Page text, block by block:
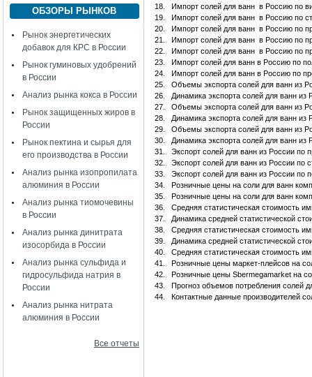
ОБЗОРЫ РЫНКОВ
Рынок энергетических
добавок для КРС в России
Рынок гуминовых удобрений
в России
Анализ рынка кокса в России
Рынок защищенных жиров в
России
Рынок пектина и сырья для
его производства в России
Анализ рынка изопропилата
алюминия в России
Анализ рынка тиомочевины
в России
Анализ рынка динитрата
изосорбида в России
Анализ рынка сульфида и
гидросульфида натрия в
России
Анализ рынка нитрата
алюминия в России
Все отчеты
18.
Импорт солей для ванн в Россию по
19.
Импорт солей для ванн в Россию по
20.
Импорт солей для ванн в Россию по
21.
Импорт солей для ванн в Россию по
22.
Импорт солей для ванн в Россию по
23.
Импорт солей для ванн в Россию по
24.
Импорт солей для ванн в Россию по
25.
Объемы экспорта солей для ванн из
26.
Динамика экспорта солей для ванн из
27.
Объемы экспорта солей для ванн из
28.
Динамика экспорта солей для ванн
29.
Объемы экспорта солей для ванн из
30.
Динамика экспорта солей для ванн
31.
Экспорт солей для ванн из России по
32.
Экспорт солей для ванн из России по
33.
Экспорт солей для ванн из России по
34.
Розничные цены на соли для ванн
35.
Розничные цены на соли для ванн
36.
Средняя статистическая стоимость
37.
Динамика средней статистической
38.
Средняя статистическая стоимость
39.
Динамика средней статистической
40.
Средняя статистическая стоимость
41.
Розничные цены маркет-плейсов на
42.
Розничные цены Sbermegamarket на
43.
Прогноз объемов потребления солей
44.
Контактные данные производителей